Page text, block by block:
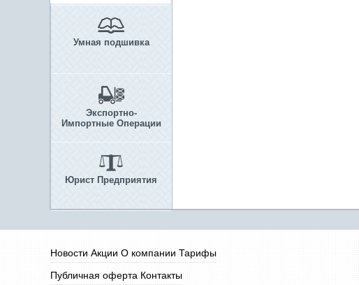
Умная подшивка
Экспортно-
Импортные Операции
Юрист Предприятия
Новости Акции О компании Тарифы
Публичная оферта Контакты